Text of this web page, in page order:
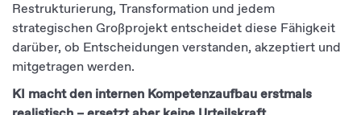
Restrukturierung, Transformation und jedem
strategischen Großprojekt entscheidet diese Fähigkeit
darüber, ob Entscheidungen verstanden, akzeptiert und
mitgetragen werden.
KI macht den internen Kompetenzaufbau erstmals